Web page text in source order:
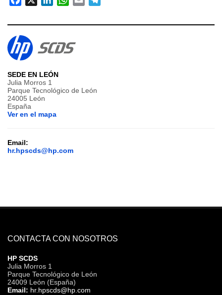
SEDE EN LEÓN
Julia Morros 1
Parque Tecnológico de León
24005 León
España
Ver en el mapa
Email:
hr.hpscds@hp.com
CONTACTA CON NOSOTROS
HP SCDS
Julia Morros 1
Parque Tecnológico de León
24009 León (España)
Email: hr.hpscds@hp.com